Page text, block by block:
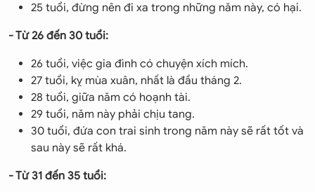
25 tuổi, đừng nên đi xa trong những năm này, có hại.
- Từ 26 đến 30 tuổi:
26 tuổi, việc gia đình có chuyện xích mích.
27 tuổi, kỵ mùa xuân, nhất là đầu tháng 2.
28 tuổi, giữa năm có hoạnh tài.
29 tuổi, năm này phải chịu tang.
30 tuổi, đứa con trai sinh trong năm này sẽ rất tốt và
sau này sẽ rất khá.
- Từ 31 đến 35 tuổi: